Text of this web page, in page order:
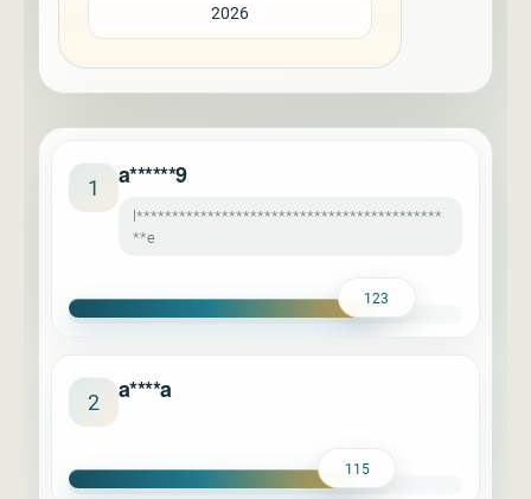
2026
1 a******9
l*******************************************
**e
123
2 a****a
115